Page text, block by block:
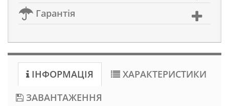
Гарантія
ІНФОРМАЦІЯ
ХАРАКТЕРИСТИКИ
ЗАВАНТАЖЕННЯ